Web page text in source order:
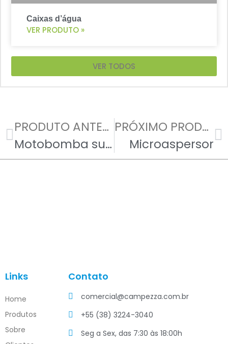
Caixas d’água
VER PRODUTO »
VER TODOS
PRODUTO ANTERIOR
Motobomba submersa
PRÓXIMO PRODUTO
Microaspersor
Links
Home
Produtos
Sobre
Contato
comercial@campezza.com.br
+55 (38) 3224-3040
Seg a Sex, das 7:30 às 18:00h